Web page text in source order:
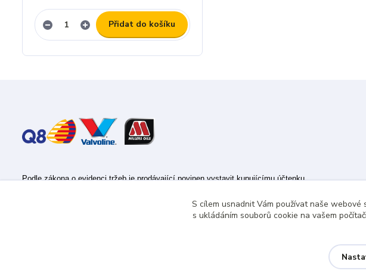
Přidat do košíku
Podle zákona o evidenci tržeb je prodávající povinen vystavit kupujícímu účtenku.
Zároveň je povinen zaevidovat přijatou tržbu u správce daně online; v případě technického výpadku
S cílem usnadnit Vám používat naše webové
s ukládáním souborů cookie na vašem